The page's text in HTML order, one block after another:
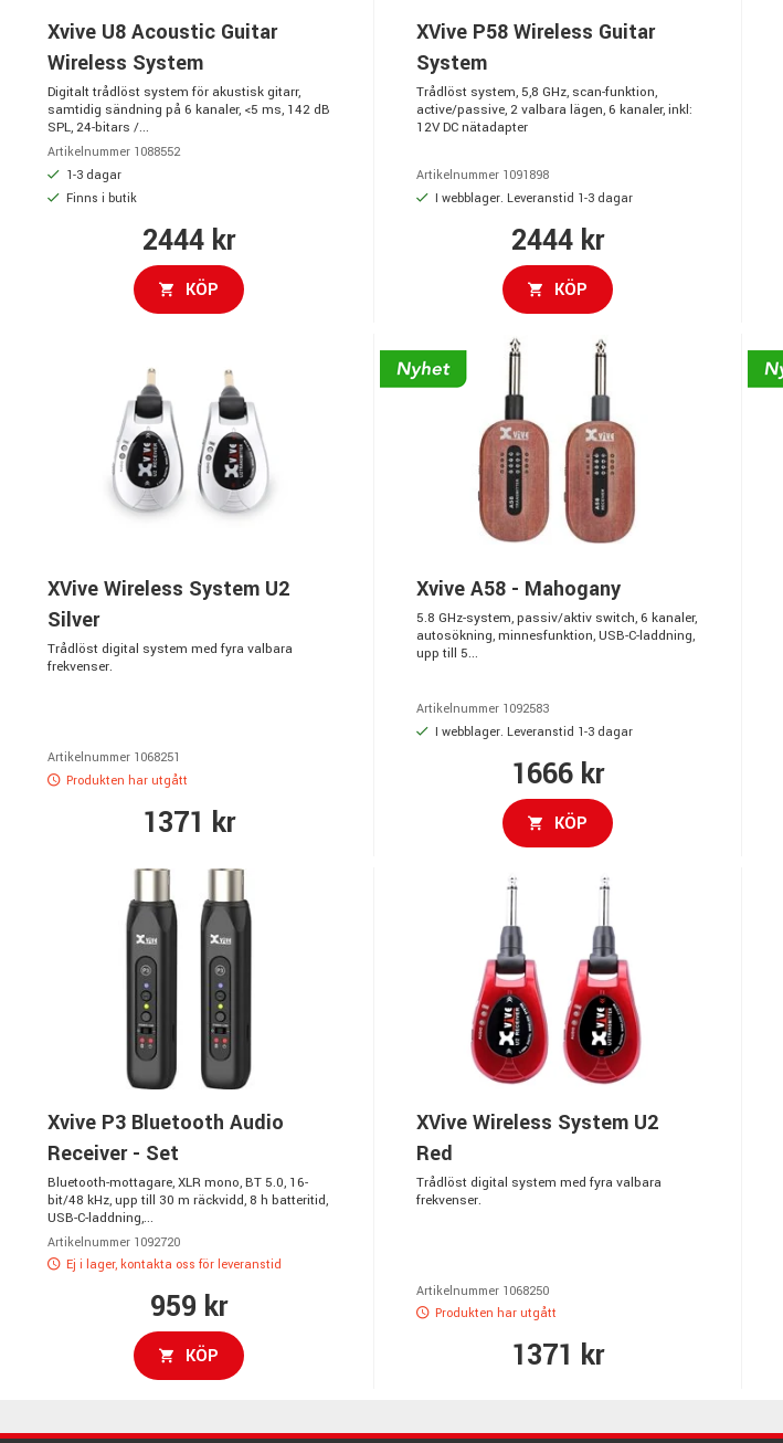
Xvive U8 Acoustic Guitar
Wireless System
Digitalt trådlöst system för akustisk gitarr,
samtidig sändning på 6 kanaler, <5 ms, 142 dB
SPL, 24-bitars /...
Artikelnummer 1088552
1-3 dagar
Finns i butik
2444 kr
KÖP
XVive P58 Wireless Guitar
System
Trådlöst system, 5,8 GHz, scan-funktion,
active/passive, 2 valbara lägen, 6 kanaler, inkl:
12V DC nätadapter
Artikelnummer 1091898
I webblager. Leveranstid 1-3 dagar
2444 kr
KÖP
XVive Wireless System U2
Silver
Trådlöst digital system med fyra valbara
frekvenser.
Artikelnummer 1068251
Produkten har utgått
1371 kr
Xvive A58 - Mahogany
5.8 GHz-system, passiv/aktiv switch, 6 kanaler,
autosökning, minnesfunktion, USB-C-laddning,
upp till 5...
Artikelnummer 1092583
I webblager. Leveranstid 1-3 dagar
1666 kr
KÖP
Xvive P3 Bluetooth Audio
Receiver - Set
Bluetooth-mottagare, XLR mono, BT 5.0, 16-
bit/48 kHz, upp till 30 m räckvidd, 8 h batteritid,
USB-C-laddning,...
Artikelnummer 1092720
Ej i lager, kontakta oss för leveranstid
959 kr
KÖP
XVive Wireless System U2
Red
Trådlöst digital system med fyra valbara
frekvenser.
Artikelnummer 1068250
Produkten har utgått
1371 kr